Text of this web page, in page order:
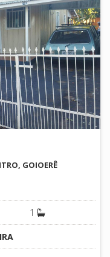
GOIOERÊ
1